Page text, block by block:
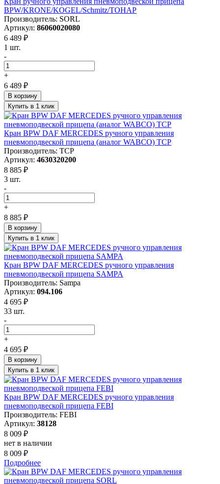
BPW/KRONE/KOGEL/Schmitz/ТОНАР
Производитель: SORL
Артикул: 86060020080
6 489 ₽
1 шт.
-
+
6 489 ₽
В корзину
Купить в 1 клик
Кран BPW DAF MERCEDES ручного управления
пневмоподвеской прицепа (аналог WABCO) ТСР
Производитель: ТСР
Артикул: 4630320200
8 885 ₽
3 шт.
-
+
8 885 ₽
В корзину
Купить в 1 клик
Кран BPW DAF MERCEDES ручного управления
пневмоподвеской прицепа SAMPA
Производитель: Sampa
Артикул: 094.106
4 695 ₽
33 шт.
-
+
4 695 ₽
В корзину
Купить в 1 клик
Кран BPW DAF MERCEDES ручного управления
пневмоподвеской прицепа FEBI
Производитель: FEBI
Артикул: 38128
8 009 ₽
нет в наличии
8 009 ₽
Подробнее